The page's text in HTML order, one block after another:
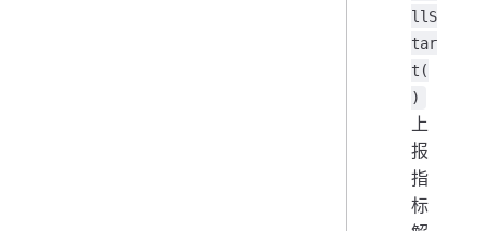
llS
tar
t(
)
上
报
指
标